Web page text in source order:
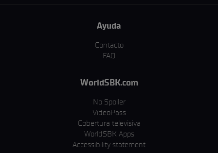
Ayuda
Contacto
FAQ
WorldSBK.com
No Spoiler
VideoPass
Cobertura televisiva
WorldSBK Apps
Accessibility statement